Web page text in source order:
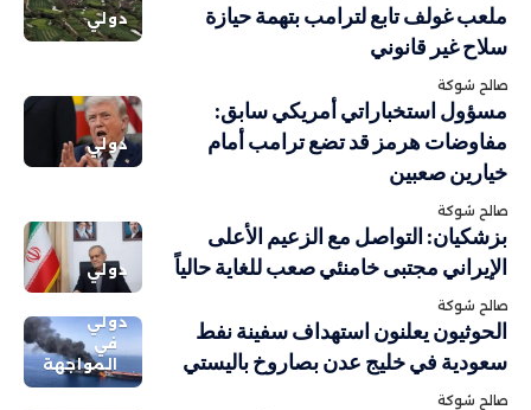
دولي
ملعب غولف تابع لترامب بتهمة حيازة
سلاح غير قانوني
صالح شوكة
دولي
مسؤول استخباراتي أمريكي سابق:
مفاوضات هرمز قد تضع ترامب أمام
خيارين صعبين
صالح شوكة
دولي
بزشكيان: التواصل مع الزعيم الأعلى
الإيراني مجتبى خامنئي صعب للغاية حالياً
صالح شوكة
دولي
في
المواجهة
الحوثيون يعلنون استهداف سفينة نفط
سعودية في خليج عدن بصاروخ باليستي
صالح شوكة